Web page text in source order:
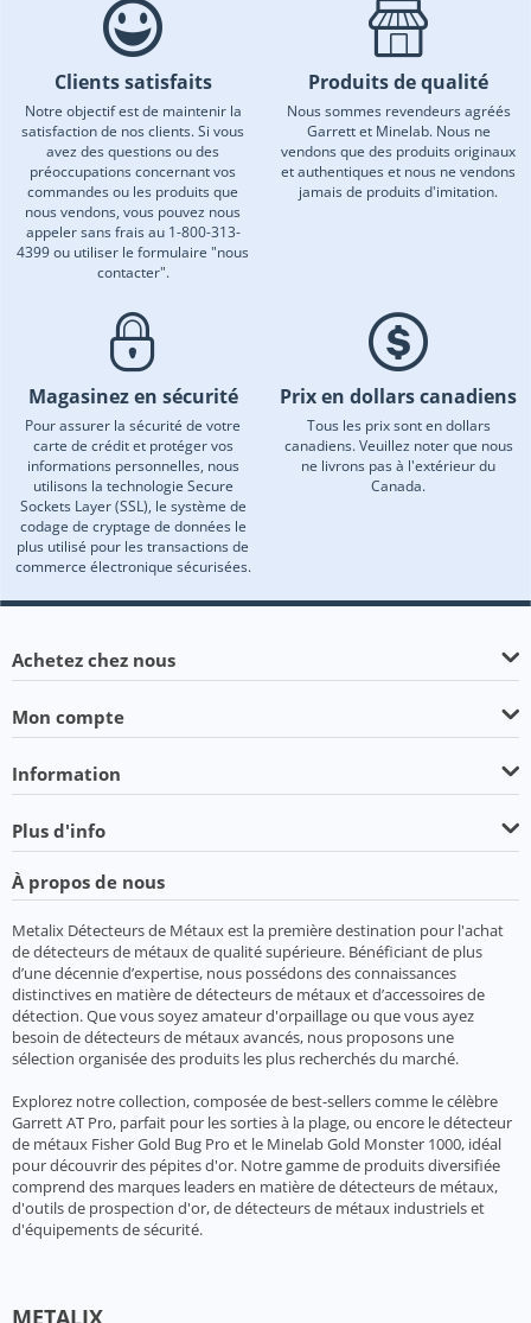
Clients satisfaits
Notre objectif est de maintenir la
satisfaction de nos clients. Si vous
avez des questions ou des
préoccupations concernant vos
commandes ou les produits que
nous vendons, vous pouvez nous
appeler sans frais au 1-800-313-
4399 ou utiliser le formulaire "nous
contacter".
Produits de qualité
Nous sommes revendeurs agréés
Garrett et Minelab. Nous ne
vendons que des produits originaux
et authentiques et nous ne vendons
jamais de produits d'imitation.
Magasinez en sécurité
Pour assurer la sécurité de votre
carte de crédit et protéger vos
informations personnelles, nous
utilisons la technologie Secure
Sockets Layer (SSL), le système de
codage de cryptage de données le
plus utilisé pour les transactions de
commerce électronique sécurisées.
Prix en dollars canadiens
Tous les prix sont en dollars
canadiens. Veuillez noter que nous
ne livrons pas à l'extérieur du
Canada.
Achetez chez nous
Mon compte
Information
Plus d'info
À propos de nous
Metalix Détecteurs de Métaux est la première destination pour l'achat
de détecteurs de métaux de qualité supérieure. Bénéficiant de plus
d’une décennie d’expertise, nous possédons des connaissances
distinctives en matière de détecteurs de métaux et d’accessoires de
détection. Que vous soyez amateur d'orpaillage ou que vous ayez
besoin de détecteurs de métaux avancés, nous proposons une
sélection organisée des produits les plus recherchés du marché.
Explorez notre collection, composée de best-sellers comme le célèbre
Garrett AT Pro, parfait pour les sorties à la plage, ou encore le détecteur
de métaux Fisher Gold Bug Pro et le Minelab Gold Monster 1000, idéal
pour découvrir des pépites d'or. Notre gamme de produits diversifiée
comprend des marques leaders en matière de détecteurs de métaux,
d'outils de prospection d'or, de détecteurs de métaux industriels et
d'équipements de sécurité.
METALIX